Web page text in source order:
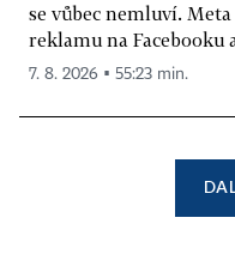
se vůbec nemluví.
reklamu na Facebooku
7. 8. 2026 ▪ 55:23 min.